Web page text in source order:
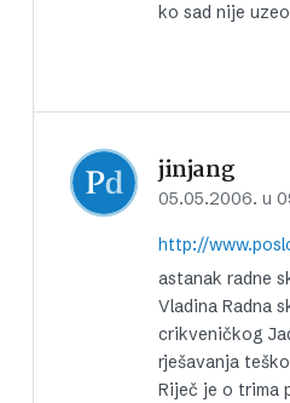
ko sad nije
jinjang
05.05.2006. u
http://
astanak radne
Vladina Radna
crikveničkog
rješavanja
Riječ je o trima